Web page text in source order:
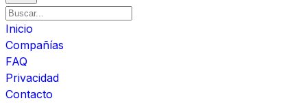
Inicio
Compañías
FAQ
Privacidad
Contacto